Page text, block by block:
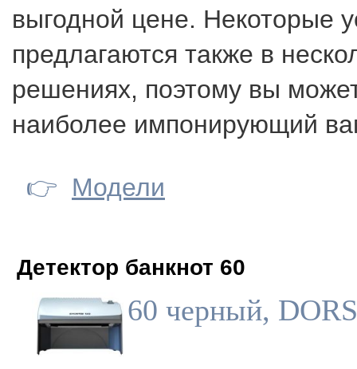
выгодной цене. Некоторые
предлагаются также в
решениях, поэтому вы
наиболее импонирующий
👉 Модели
Детектор банкнот 60
60 черный,